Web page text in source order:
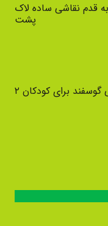
قدم نقاشی ساده لاک
پشت
گوسفند برای کودکان ۲